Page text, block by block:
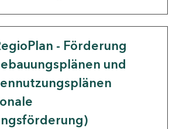
- Förderung
und